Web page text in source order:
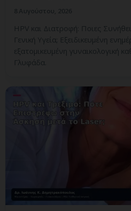
HPV και Διατροφή: Ποιες
Γενική Υγεία; Εξειδικευμένη
εξατομικευμένη γυναικολογική
Γλυφάδα.